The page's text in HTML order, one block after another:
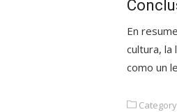
En
cultura, la
como un